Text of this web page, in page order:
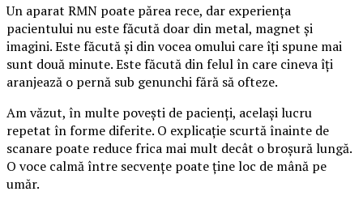
Un aparat RMN poate părea rece, dar experiența
pacientului nu este făcută doar din metal, magnet și
imagini. Este făcută și din vocea omului care îți spune mai
sunt două minute. Este făcută din felul în care cineva îți
aranjează o pernă sub genunchi fără să ofteze.
Am văzut, în multe povești de pacienți, același lucru
repetat în forme diferite. O explicație scurtă înainte de
scanare poate reduce frica mai mult decât o broșură lungă.
O voce calmă între secvențe poate ține loc de mână pe
umăr.